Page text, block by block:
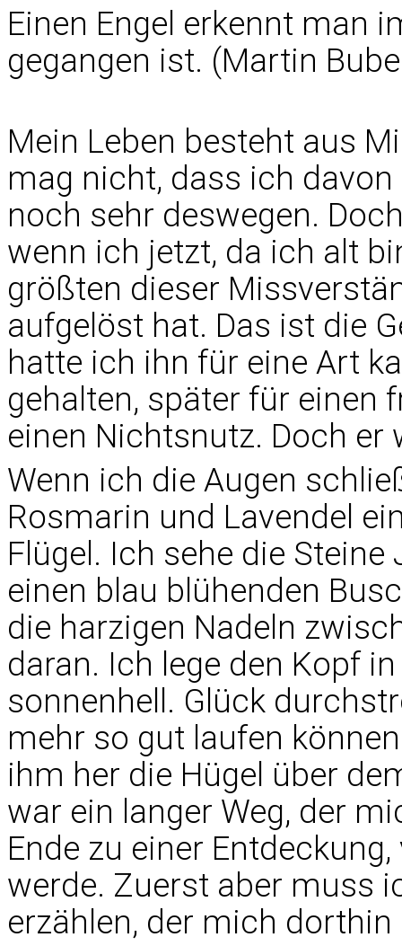
Einen Engel erkennt man
gegangen ist. (Martin
Mein Leben besteht aus
mag nicht, dass ich
noch sehr deswegen.
wenn ich jetzt, da ich alt
größten dieser
aufgelöst hat. Das ist die
hatte ich ihn für eine Art
gehalten, später für einen
einen Nichtsnutz. Doch er
Wenn ich die Augen
Rosmarin und Lavendel
Flügel. Ich sehe die
einen blau blühenden
die harzigen Nadeln
daran. Ich lege den Kopf
sonnenhell. Glück
mehr so gut laufen
ihm her die Hügel über
war ein langer Weg, der
Ende zu einer
werde. Zuerst aber muss
erzählen, der mich